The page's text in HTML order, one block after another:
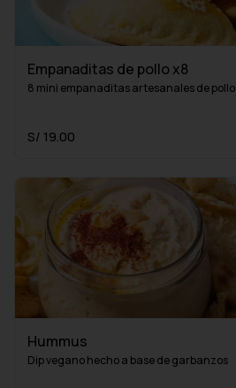
Empanaditas de pollo x8
8 mini empanaditas artesanales de pollo
S/ 19.00
Hummus
Dip vegano hecho a base de garbanzos